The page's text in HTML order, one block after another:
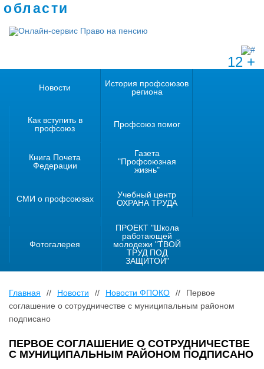
области
12 +
Новости
История профсоюзов
региона
Как вступить в
профсоюз
Профсоюз помог
Книга Почета
Федерации
Газета
"Профсоюзная
жизнь"
СМИ о профсоюзах
Учебный центр
ОХРАНА ТРУДА
Фотогалерея
ПРОЕКТ "Школа
работающей
молодежи "ТВОЙ
ТРУД ПОД
ЗАЩИТОЙ"
Главная // Новости // Новости ФПОКО //
Первое
соглашение о сотрудничестве с муниципальным районом
подписано
ПЕРВОЕ СОГЛАШЕНИЕ О СОТРУДНИЧЕСТВЕ
С МУНИЦИПАЛЬНЫМ РАЙОНОМ ПОДПИСАНО